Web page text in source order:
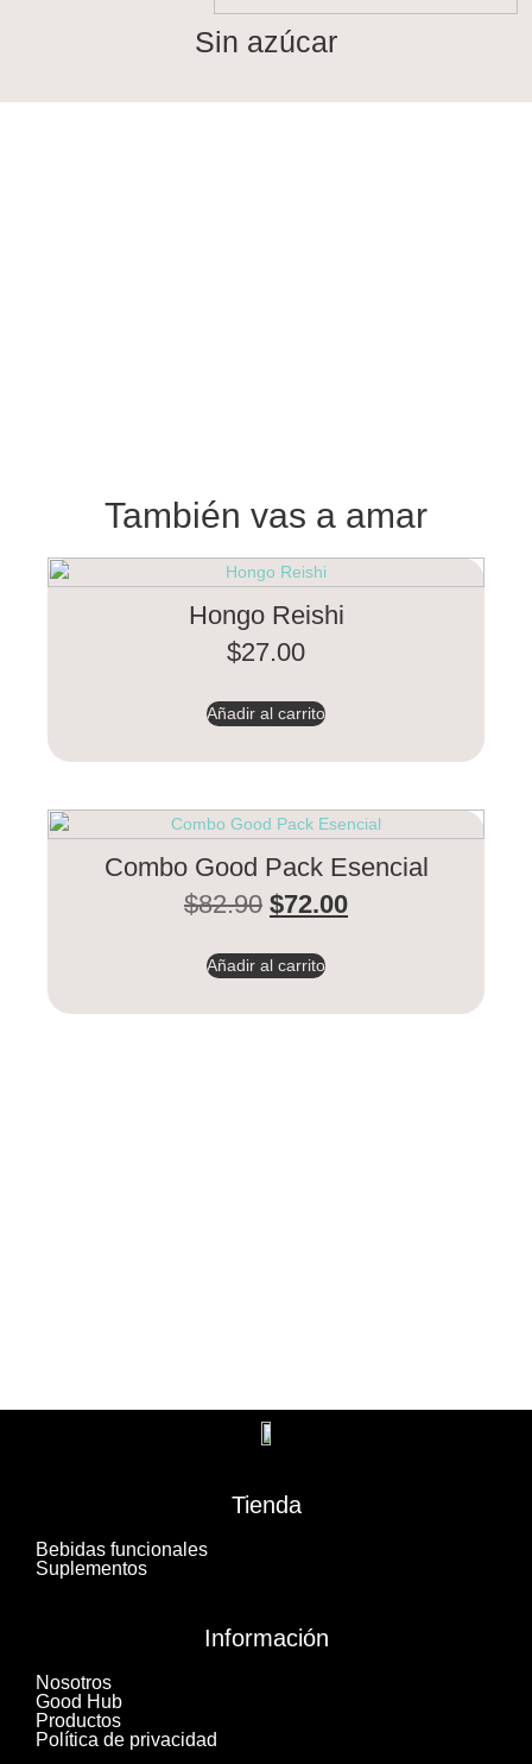
Sin azúcar
También vas a amar
Hongo Reishi
$27.00
Añadir al carrito
Combo Good Pack Esencial
$82.90 $72.00
Añadir al carrito
Tienda
Bebidas funcionales
Suplementos
Información
Nosotros
Good Hub
Productos
Política de privacidad